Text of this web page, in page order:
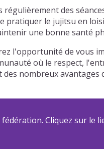
des
pratiquer le jujitsu en
une bonne santé
l'opportunité de vous
où le respect,
nombreux
Cliquez sur le